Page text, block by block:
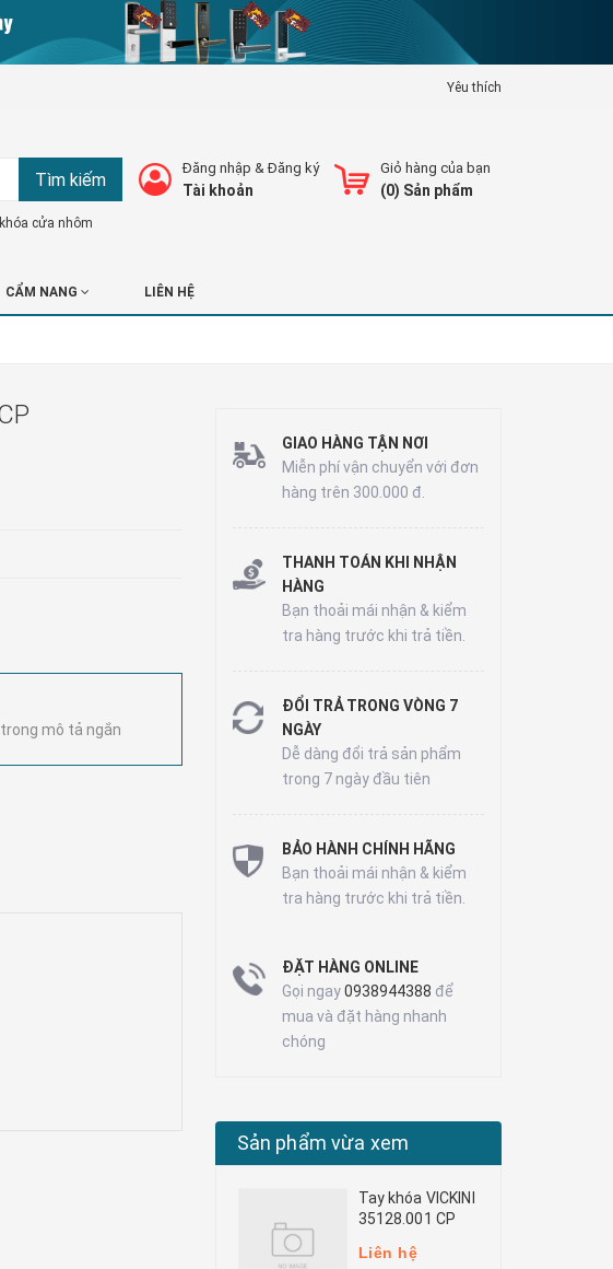
Yêu thích
Tìm kiếm
khóa cửa nhôm
Giỏ hàng của bạn
(0) Sản phẩm
Đăng nhập &Đăng ký
Tài khoản
CẨM NANG LIÊN HỆ
mô tả ngắn
GIAO HÀNG TẬN NƠI
Miễn phí vận chuyển với đơn
hàng trên 300.000 đ.
THANH TOÁN KHI NHẬN
HÀNG
Bạn thoải mái nhận & kiểm
tra hàng trước khi trả tiền.
ĐỔI TRẢ TRONG VÒNG 7
NGÀY
Dễ dàng đổi trả sản phẩm
trong 7 ngày đầu tiên
BẢO HÀNH CHÍNH HÃNG
Bạn thoải mái nhận & kiểm
tra hàng trước khi trả tiền.
ĐẶT HÀNG ONLINE
Gọi ngay0938944388 để
mua và đặt hàng nhanh
chóng
Sản phẩm vừa xem
Tay khóa VICKINI
35128.001 CP
Liên hệ